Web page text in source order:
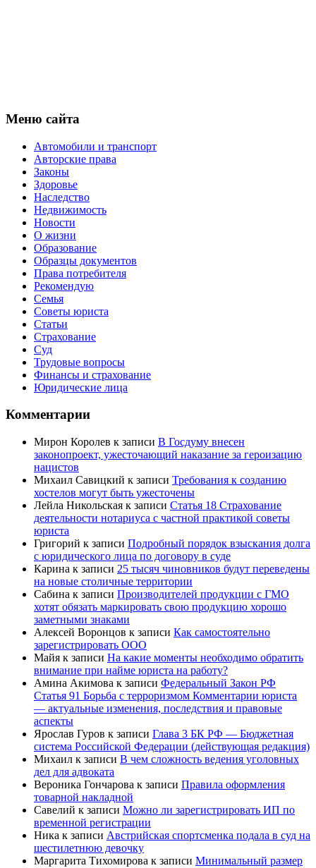
Меню сайта
Автомобили и транспорт
Авторские права
Законы
Здоровье
Наследство
Недвижимость
Новости
О жизни
Образование
Образцы документов
Права потребителя
Рекомендую
Семья
Советы юриста
Статьи
Страхование
Суд
Трудовые вопросы
Финансы и страхование
Юридические лица
Комментарии
Мирон Королев к записи В Госдуму внесен
законопроект, ужесточающий наказание за героизацию
нацистов
Михаил Савицкий к записи Требования к созданию
хостелов могут быть ужесточены
Лейла Никольская к записи Статья 18 Страхование
деятельности нотариуса с частной практикой советы
юриста
Григорий к записи Подробный порядок взыскания долга
с юридического лица по договору в суде
Карина к записи 25 тысяч чиновников будут переведены
на новые столичные территории
Сабина к записи Производителей продукции с ГМО
хотят обязать маркировать свою продукцию хорошо
заметными знаками
Алексей Воронцов к записи Как самостоятельно
зарегистрировать ООО
Майя к записи На какие моменты необходимо обратить
внимание при найме юриста на работу?
Амина Акимова к записи Федеральный Закон РФ
Статья 91 Борьба с терроризмом Комментарии юриста
— актуальные изменения, последствия и правовые
аспекты
Ярослав Гуров к записи Глава 3 БК РФ — Бюджетная
система Российской Федерации (действующая редакция)
Михаил к записи В чем сложность ведения уголовных
дел для адвоката
Вероника Гончарова к записи Правила оформления
товарной накладной
Савелий к записи Можно ли зарегистрировать ИП по
временной регистрации
Ника к записи Австрийская спортсменка подала в суд на
шестилетнюю девочку
Маргарита Тихомирова к записи Минимальный размер